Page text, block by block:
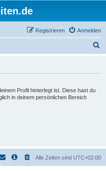
Anmelden
Registrieren
Profil hinterlegt ist. Diese hast du
in deinem persönlichen Bereich
Alle Zeiten sind UTC+02:00